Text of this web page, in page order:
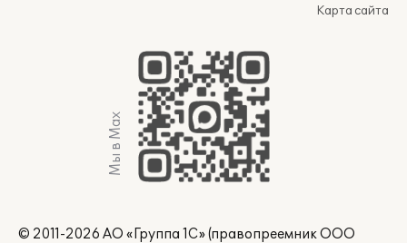
Карта сайта
Мы в Max
© 2011-2026 АО «Группа 1С» (правопреемник ООО